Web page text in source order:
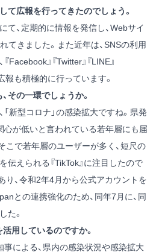
広報を行ってきたのでしょう。
、定期的に情報を発信し、Webサイ
てきました。また近年は、SNSの利用
Facebook』『Twitter』『LINE』
報も積極的に行っています。
その一環でしょうか。
新型コロナ」の感染拡大ですね。県発
心が低いと言われている若年層にも届
こで若年層のユーザーが多く、短尺の
伝えられる『TikTok』に注目したので
り、令和2年4月から公式アカウントを
との連携強化のため、同年7月に、同
た。
用しているのですか。
事による、県内の感染状況や感染拡大